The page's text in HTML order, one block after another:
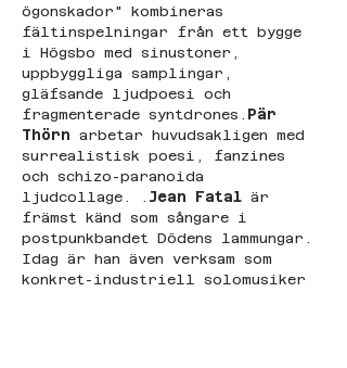
ögonskador" kombineras
fältinspelningar från ett bygge
i Högsbo med sinustoner,
uppbyggliga samplingar,
gläfsande ljudpoesi och
fragmenterade syntdrones. Pär
Thörn arbetar huvudsakligen med
surrealistisk poesi, fanzines
och schizo-paranoida
ljudcollage. . Jean Fatal är
främst känd som sångare i
postpunkbandet Dödens lammungar.
Idag är han även verksam som
konkret-industriell solomusiker